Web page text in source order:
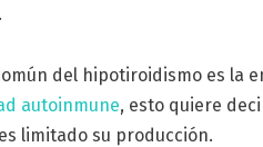
del hipotiroidismo es la
autoinmune, esto quiere
limitado su producción.